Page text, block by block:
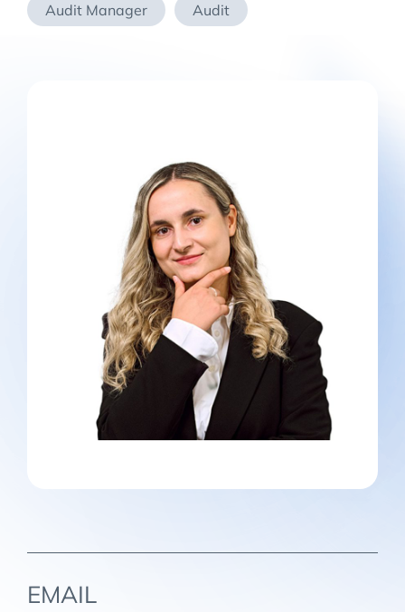
Audit Manager Audit
EMAIL